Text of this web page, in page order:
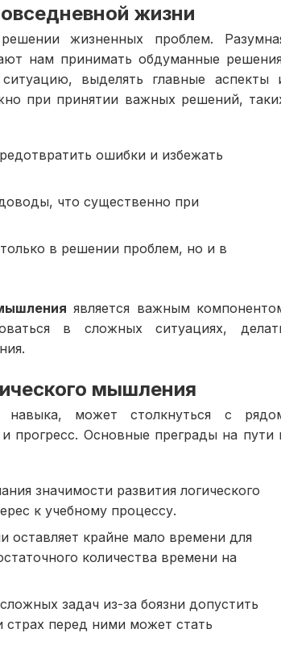
жизни
жизненных проблем.
нам принимать обдуманные
ситуацию, выделять главные аспекты
при принятии важных решений,
ошибки и избежать
что существенно при
в решении проблем, но и в
является важным
в сложных ситуациях,
мышления
может столкнуться с
прогресс. Основные преграды на пути
значимости развития логического
к учебному процессу.
крайне мало времени для
количества времени на
задач из-за боязни допустить
перед ними может стать